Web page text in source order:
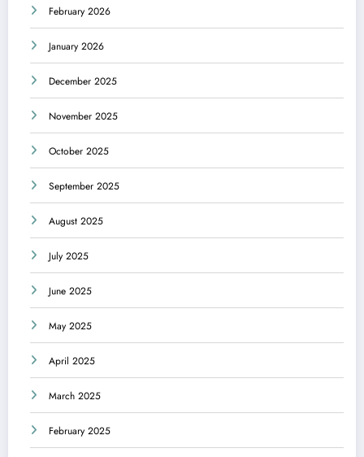
February 2026
January 2026
December 2025
November 2025
October 2025
September 2025
August 2025
July 2025
June 2025
May 2025
April 2025
March 2025
February 2025